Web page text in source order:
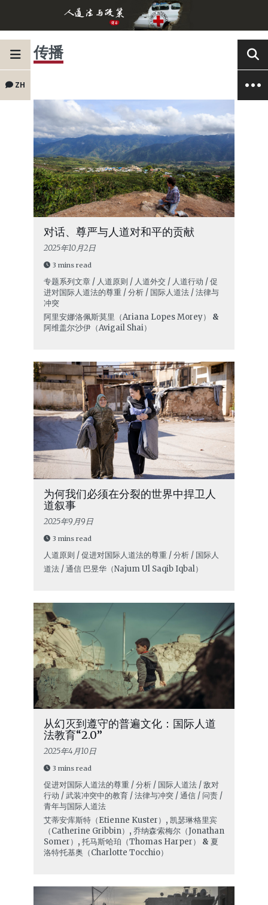
ZH
传播
对话、尊严与人道对和平的贡献
2025年10月2日
3 mins read
专题系列文章 / 人道原则 / 人道外交 / 人道行动 / 促
进对国际人道法的尊重 / 分析 / 国际人道法 / 法律与
冲突
阿里安娜·洛佩斯·莫里（Ariana Lopes Morey）
&
阿维盖尔·沙伊（Avigail Shai）
为何我们必须在分裂的世界中捍卫人
道叙事
2025年9月9日
3 mins read
人道原则 / 促进对国际人道法的尊重 / 分析 / 国际人
道法 / 通信 巴昱华（Najum Ul Saqib Iqbal）
从幻灭到遵守的普遍文化：国际人道
法教育“2.0”
2025年4月10日
3 mins read
促进对国际人道法的尊重 / 分析 / 国际人道法 / 敌对
行动 / 武装冲突中的教育 / 法律与冲突 / 通信 / 问责 /
青年与国际人道法
艾蒂安·库斯特（Etienne Kuster） , 凯瑟琳·格里宾
（Catherine Gribbin） , 乔纳森·索梅尔（Jonathan
Somer） , 托马斯·哈珀（Thomas Harper） & 夏
洛特·托基奥（Charlotte Tocchio）